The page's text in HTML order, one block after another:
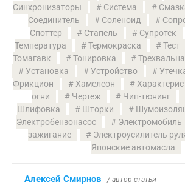
Синхронизаторы
Система
Соединитель
Соленоид
Споттер
Стапель Супротек
Температура
Термокраска Тест
Томагавк
Тонировка
Установка
Устройство
Фрикцион
Хамелеон
огни
Чертеж Чип-тюнинг
Шлифовка
Шторки
Электробензонасос
Электромобиль
зажигание
Электроусилитель
Японские автомасла
Алексей Смирнов / автор статьи